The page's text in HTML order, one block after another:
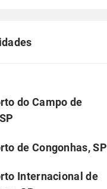
do Campo de
de Congonhas, SP
Internacional de